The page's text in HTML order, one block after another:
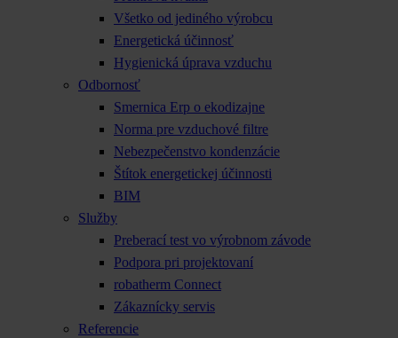
Všetko od jediného výrobcu
Energetická účinnosť
Hygienická úprava vzduchu
Odbornosť
Smernica Erp o ekodizajne
Norma pre vzduchové filtre
Nebezpečenstvo kondenzácie
Štítok energetickej účinnosti
BIM
Služby
Preberací test vo výrobnom závode
Podpora pri projektovaní
robatherm Connect
Zákaznícky servis
Referencie